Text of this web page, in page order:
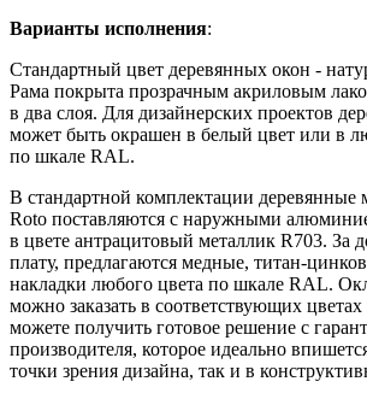
Варианты исполнения:
Стандартный цвет деревянных окон -
Рама покрыта прозрачным акриловым
в два слоя. Для дизайнерских проектов
может быть окрашен в белый цвет или в
по шкале RAL.
В стандартной комплектации деревянные
Roto поставляются с наружными
в цвете антрацитовый металлик R703. За
плату, предлагаются медные, титан-
накладки любого цвета по шкале RAL.
можно заказать в соответствующих
можете получить готовое решение с
производителя, которое идеально
точки зрения дизайна, так и в